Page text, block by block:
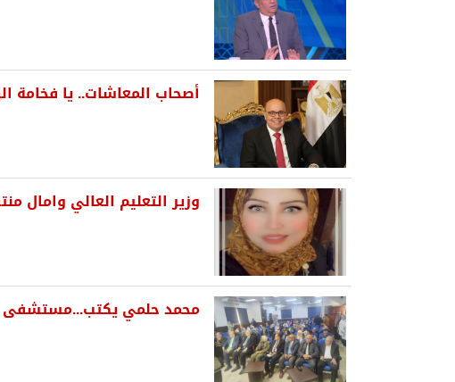
أصحاب المعاشات.. يا فخامة
وزير التعليم العالي
محمد حلمي يكتب...مستشفى